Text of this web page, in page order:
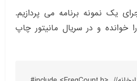
یک نمونه برنامه می پردازیم.
خوانده و در سریال مانیتور چاپ